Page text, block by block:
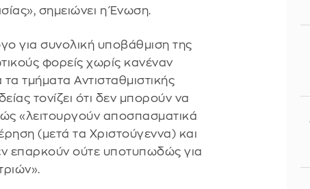
σημειώνει η Ένωση.
για συνολική υποβάθμιση της
φορείς χωρίς κανέναν
τμήματα Αντισταθμιστικής
τονίζει ότι δεν μπορούν να
«λειτουργούν αποσπασματικά
(μετά τα Χριστούγεννα) και
επαρκούν ούτε υποτυπωδώς για